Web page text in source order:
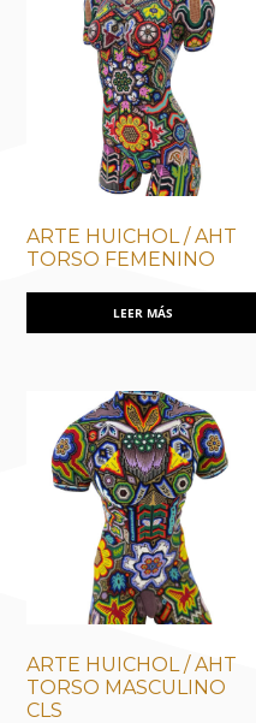
ARTE HUICHOL / AHT
TORSO FEMENINO
LEER MÁS
ARTE HUICHOL / AHT
TORSO MASCULINO
CLS